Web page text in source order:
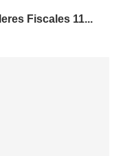
Fiscales 11...